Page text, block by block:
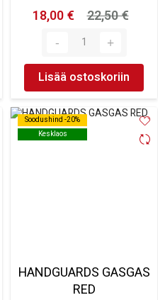
18,00 €
22,50 €
Lisää ostoskoriin
Soodushind -20%
Kesklaos
Soodushind -20%
Kesklaos
HANDGUARDS GASGAS
RED